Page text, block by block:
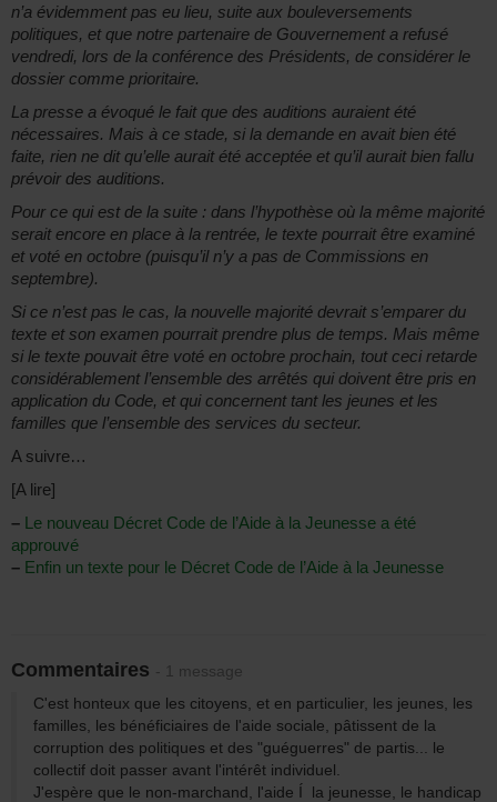
n’a évidemment pas eu lieu, suite aux bouleversements
politiques, et que notre partenaire de Gouvernement a refusé
vendredi, lors de la conférence des Présidents, de considérer le
dossier comme prioritaire.
La presse a évoqué le fait que des auditions auraient été
nécessaires. Mais à ce stade, si la demande en avait bien été
faite, rien ne dit qu’elle aurait été acceptée et qu’il aurait bien fallu
prévoir des auditions.
Pour ce qui est de la suite : dans l’hypothèse où la même majorité
serait encore en place à la rentrée, le texte pourrait être examiné
et voté en octobre (puisqu’il n’y a pas de Commissions en
septembre).
Si ce n’est pas le cas, la nouvelle majorité devrait s’emparer du
texte et son examen pourrait prendre plus de temps. Mais même
si le texte pouvait être voté en octobre prochain, tout ceci retarde
considérablement l’ensemble des arrêtés qui doivent être pris en
application du Code, et qui concernent tant les jeunes et les
familles que l’ensemble des services du secteur.
A suivre…
[A lire]
– Le nouveau Décret Code de l’Aide à la Jeunesse a été
approuvé
– Enfin un texte pour le Décret Code de l’Aide à la Jeunesse
Commentaires - 1 message
C'est honteux que les citoyens, et en particulier, les jeunes, les
familles, les bénéficiaires de l'aide sociale, pâtissent de la
corruption des politiques et des "guéguerres" de partis... le
collectif doit passer avant l'intérêt individuel.
J'espère que le non-marchand, l'aide Í la jeunesse, le handicap